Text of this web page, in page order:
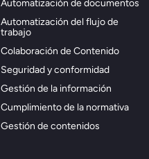
Automatización de documentos
Automatización del flujo de
trabajo
Colaboración de Contenido
Seguridad y conformidad
Gestión de la información
Cumplimiento de la normativa
Gestión de contenidos